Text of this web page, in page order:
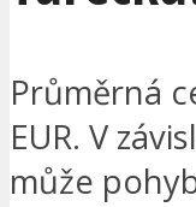
Průměrná
EUR. V
může